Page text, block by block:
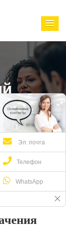
Эл. почта
Телефон
WhatsApp